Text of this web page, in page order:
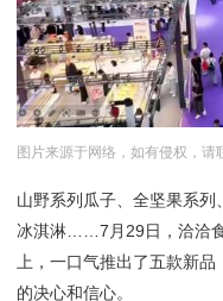
图片来源于网络，如有侵权，请
山野系列瓜子、全坚果系
冰淇淋……7月29日，洽洽
上，一口气推出了五款新
的决心和信心。